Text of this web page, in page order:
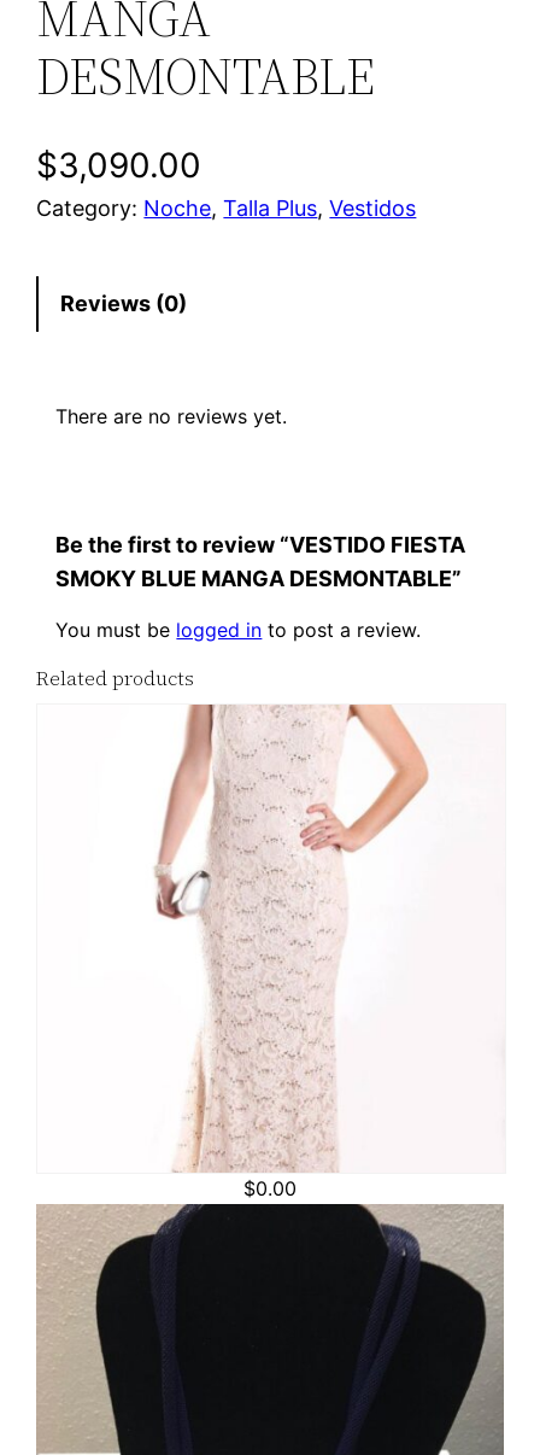
MANGA
DESMONTABLE
$3,090.00
Category: Noche, Talla Plus, Vestidos
Reviews (0)
There are no reviews yet.
Be the first to review “VESTIDO FIESTA
SMOKY BLUE MANGA DESMONTABLE”
You must be logged in to post a review.
Related products
$0.00